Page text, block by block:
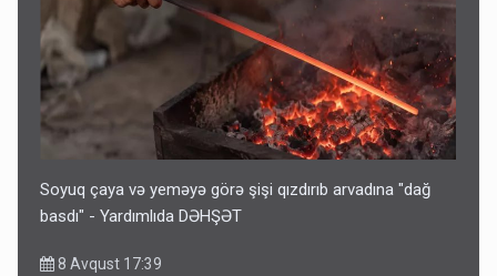
Soyuq çaya və yeməyə görə şişi qızdırıb arvadına "dağ
basdı" - Yardımlıda DƏHŞƏT
8 Avqust 17:39